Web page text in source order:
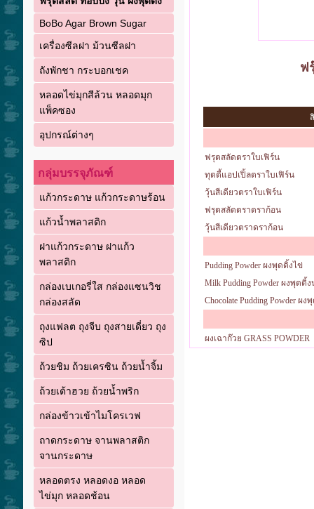
BoBo Agar Brown Sugar
เครื่องซีลฝา ม้วนซีลฝา
ถังพักชา กระบอกเชค
หลอดไข่มุกสีล้วน หลอดมุก
แพ็คซอง
อุปกรณ์ต่างๆ
กลุ่มบรรจุภัณฑ์
แก้วกระดาษ แก้วกระดาษร้อน
แก้วน้ำพลาสติก
ฝาแก้วกระดาษ ฝาแก้ว
พลาสติก
กล่องเบเกอรี่ใส กล่องแซนวิช
กล่องสลัด
ถุงแฟลต ถุงจีบ ถุงสายเดี่ยว ถุง
ซิป
ถ้วยชิม ถ้วยเครซิน ถ้วยน้ำจิ้ม
ถ้วยเต้าฮวย ถ้วยน้ำพริก
กล่องข้าวเข้าไมโครเวฟ
ถาดกระดาษ จานพลาสติก
จานกระดาษ
หลอดตรง หลอดงอ หลอด
ไข่มุก หลอดช้อน
ฟ
ฟรุตสลัดตราใบเฟิร์น
ทุตตี้แอปเปิ้ลตราใบเฟิร์น
วุ้นสีเดียวตราใบเฟิร์น
ฟรุตสลัดตราดราก้อน
วุ้นสีเดียวตราดราก้อน
Pudding Powder ผงพุดดิ้งไข่
Milk Pudding Powder ผงพุดดิ้
Chocolate Pudding Powder ผ
ผงเฉาก๊วย GRASS POWDER